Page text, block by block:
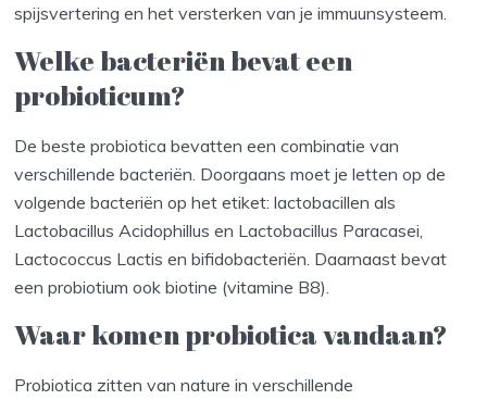
spijsvertering en het versterken van je immuunsysteem.
Welke bacteriën bevat een
probioticum?
De beste probiotica bevatten een combinatie van
verschillende bacteriën. Doorgaans moet je letten op de
volgende bacteriën op het etiket: lactobacillen als
Lactobacillus Acidophillus en Lactobacillus Paracasei,
Lactococcus Lactis en bifidobacteriën. Daarnaast bevat
een probiotium ook biotine (vitamine B8).
Waar komen probiotica vandaan?
Probiotica zitten van nature in verschillende